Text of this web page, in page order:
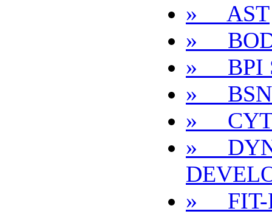
» AST
»
» BPI
» BSN
»
»
» FIT-